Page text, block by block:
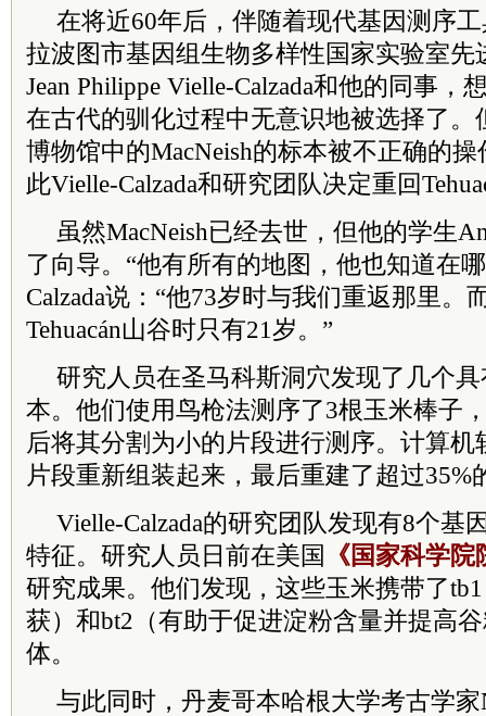
在将近60年后，伴随着现代基因测序
拉波图市基因组生物多样性国家实验室先
Jean Philippe Vielle-Calzada和他的同事，
在古代的驯化过程中无意识地被选择了。
博物馆中的MacNeish的标本被不正确的
此Vielle-Calzada和研究团队决定重回
虽然MacNeish已经去世，但他的学生
了向导。“他有所有的地图，他也知道在
Calzada说：“他73岁时与我们重返那里。
Tehuacán山谷时只有21岁。”
研究人员在圣马科斯洞穴发现了几个
本。他们使用鸟枪法测序了3根玉米棒子
后将其分割为小的片段进行测序。计算
片段重新组装起来，最后重建了超过35%
Vielle-Calzada的研究团队发现有8个基
特征。研究人员日前在美国
《国家科学
研究成果。他们发现，这些玉米携带了
获）和bt2（有助于促进淀粉含量并提高
体。
与此同时，丹麦哥本哈根大学考古学家